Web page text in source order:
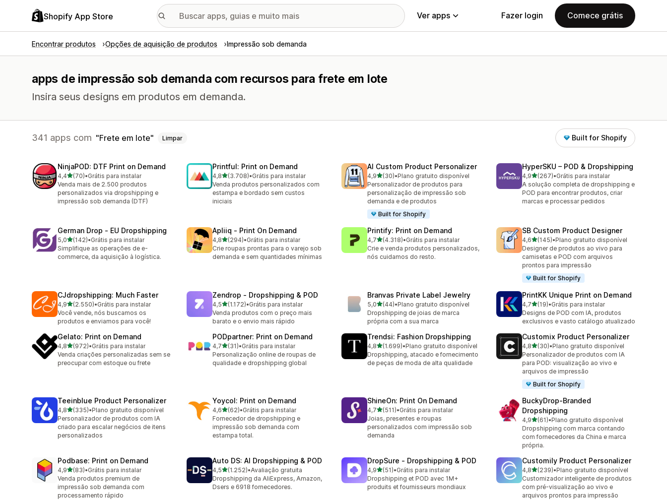
Shopify App Store Ver apps Fazer login Comece grátis
Encontrar produtos Opções de aquisição de produtos Impressão sob demanda
apps de impressão sob demanda com recursos para frete em lote
Insira seus designs em produtos em demanda.
341 apps com Frete em lote Limpar Built for Shopify
NinjaPOD: DTF Print on Demand
4,4de 5 estrelas
(70)
70 avaliações ao todo
•Grátis para instalar
Venda mais de 2.500 produtos
personalizados via dropshipping e
impressão sob demanda (DTF)
Printful: Print on Demand
4,8de 5 estrelas
(3.708)
3708 avaliações ao todo
•Grátis para instalar
Venda produtos personalizados com
estampa e bordado sem custos
iniciais
AI Custom Product Personalizer
4,9de 5 estrelas
(30)
30 avaliações ao todo
•Plano gratuito disponível
Personalizador de produtos para
personalização de impressão sob
demanda e de produtos
Built for Shopify
HyperSKU – POD & Dropshipping
4,9de 5 estrelas
(267)
267 avaliações ao todo
•Grátis para instalar
A solução completa de dropshipping e
POD para encontrar produtos, criar
marcas e processar pedidos
German Drop ‑ EU Dropshipping
5,0de 5 estrelas
(142)
142 avaliações ao todo
•Grátis para instalar
Simplifique as operações de e-
commerce, da aquisição à logística.
Apliiq ‑ Print On Demand
4,8de 5 estrelas
(294)
294 avaliações ao todo
•Grátis para instalar
Crie roupas prontas para o varejo sob
demanda e sem quantidades mínimas
Printify: Print on Demand
4,7de 5 estrelas
(4.318)
4318 avaliações ao todo
•Grátis para instalar
Crie e venda produtos personalizados,
nós cuidamos do resto.
SB Custom Product Designer
4,6de 5 estrelas
(145)
145 avaliações ao todo
•Plano gratuito disponível
Designer de produtos ao vivo para
camisetas e POD com arquivos
prontos para impressão
Built for Shopify
CJdropshipping: Much Faster
4,9de 5 estrelas
(2.550)
2550 avaliações ao todo
•Grátis para instalar
Você vende, nós buscamos os
produtos e enviamos para você!
Zendrop ‑ Dropshipping & POD
4,5de 5 estrelas
(1.172)
1172 avaliações ao todo
•Grátis para instalar
Venda produtos com o preço mais
barato e o envio mais rápido
Branvas Private Label Jewelry
5,0de 5 estrelas
(44)
44 avaliações ao todo
•Plano gratuito disponível
Dropshipping de joias de marca
própria com a sua marca
PrintKK Unique Print on Demand
4,7de 5 estrelas
(19)
19 avaliações ao todo
•Grátis para instalar
Designs de POD com IA, produtos
exclusivos e vasto catálogo atualizado
Gelato: Print on Demand
4,8de 5 estrelas
(972)
972 avaliações ao todo
•Grátis para instalar
Venda criações personalizadas sem se
preocupar com estoque ou frete
PODpartner: Print on Demand
4,7de 5 estrelas
(31)
31 avaliações ao todo
•Grátis para instalar
Personalização online de roupas de
qualidade e dropshipping global
Trendsi: Fashion Dropshipping
4,8de 5 estrelas
(1.699)
1699 avaliações ao todo
•Plano gratuito disponível
Dropshipping, atacado e fornecimento
de peças de moda de alta qualidade
Customix Product Personalizer
4,8de 5 estrelas
(30)
30 avaliações ao todo
•Plano gratuito disponível
Personalizador de produtos com IA
para POD: visualização ao vivo e
arquivos de impressão
Built for Shopify
Teeinblue Product Personalizer
4,8de 5 estrelas
(335)
335 avaliações ao todo
•Plano gratuito disponível
Personalizador de produtos com IA
criado para escalar negócios de itens
personalizados
Yoycol: Print on Demand
4,6de 5 estrelas
(62)
62 avaliações ao todo
•Grátis para instalar
Fornecedor de dropshipping e
impressão sob demanda com
estampa total.
ShineOn: Print On Demand
4,7de 5 estrelas
(511)
511 avaliações ao todo
•Grátis para instalar
Joias, presentes e roupas
personalizados com impressão sob
demanda
BuckyDrop‑Branded
Dropshipping
4,9de 5 estrelas
(61)
61 avaliações ao todo
•Plano gratuito disponível
Dropshipping com marca contando
com fornecedores da China e marca
própria.
Podbase: Print on Demand
4,9de 5 estrelas
(83)
83 avaliações ao todo
•Grátis para instalar
Venda produtos premium de
impressão sob demanda com
processamento rápido
Auto DS: AI Dropshipping & POD
4,5de 5 estrelas
(1.252)
1252 avaliações ao todo
•Avaliação gratuita
Dropshipping da AliExpress, Amazon,
Dsers e 6918 fornecedores.
DropSure ‑ Dropshipping & POD
4,9de 5 estrelas
(51)
51 avaliações ao todo
•Grátis para instalar
Dropshipping et POD avec 1M+
produits et fournisseurs mondiaux
Customily Product Personalizer
4,8de 5 estrelas
(239)
239 avaliações ao todo
•Plano gratuito disponível
Customizador inteligente de produtos
com pré-visualização ao vivo e
arquivos prontos para impressão